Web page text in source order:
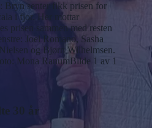
senter fikk prisen for
i fjor. Her mottar
prisen sammen med resten
Joel Romano, Sasha
og Bjørn Wilhelmsen.
Mona RanumBilde 1 av 1
30 år